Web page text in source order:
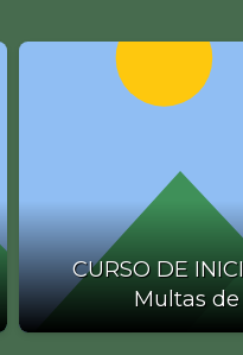
CURSO DE
Multas